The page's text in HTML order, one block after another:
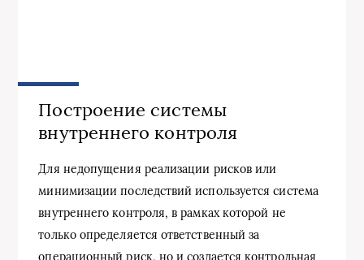
Построение системы
внутреннего контроля
Для недопущения реализации рисков или
минимизации последствий используется система
внутреннего контроля, в рамках которой не
только определяется ответственный за
операционный риск, но и создается контрольная